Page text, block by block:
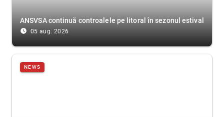
ANSVSA continuă controalele pe litoral în sezonul estival
access_time_filled 05 aug. 2026
NEWS